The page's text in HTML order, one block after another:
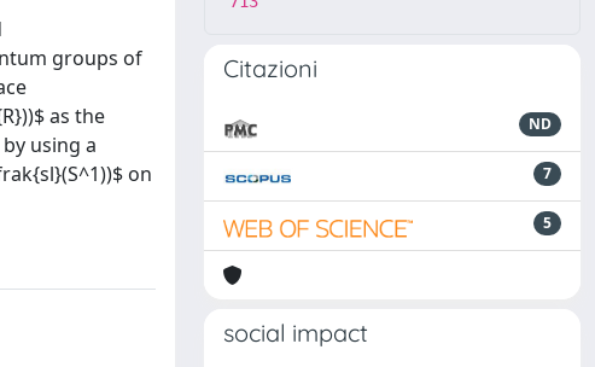
groups of
as the
using a
on
Citazioni
ND
7
5
social impact